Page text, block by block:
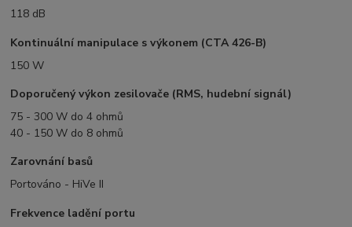
118 dB
Kontinuální manipulace s výkonem (CTA 426-B)
150 W
Doporučený výkon zesilovače (RMS, hudební signál)
75 - 300 W do 4 ohmů
40 - 150 W do 8 ohmů
Zarovnání basů
Portováno - HiVe II
Frekvence ladění portu